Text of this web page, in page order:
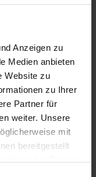
Anzeigen zu
Medien anbieten
Website zu
zu Ihrer
Partner für
weiter. Unsere
mit
bereitgestellt
der Dienste
buitenband helpt
mechanische
of
de gaten